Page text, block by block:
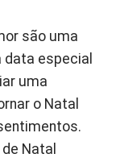
são uma
especial
uma
o Natal
Natal